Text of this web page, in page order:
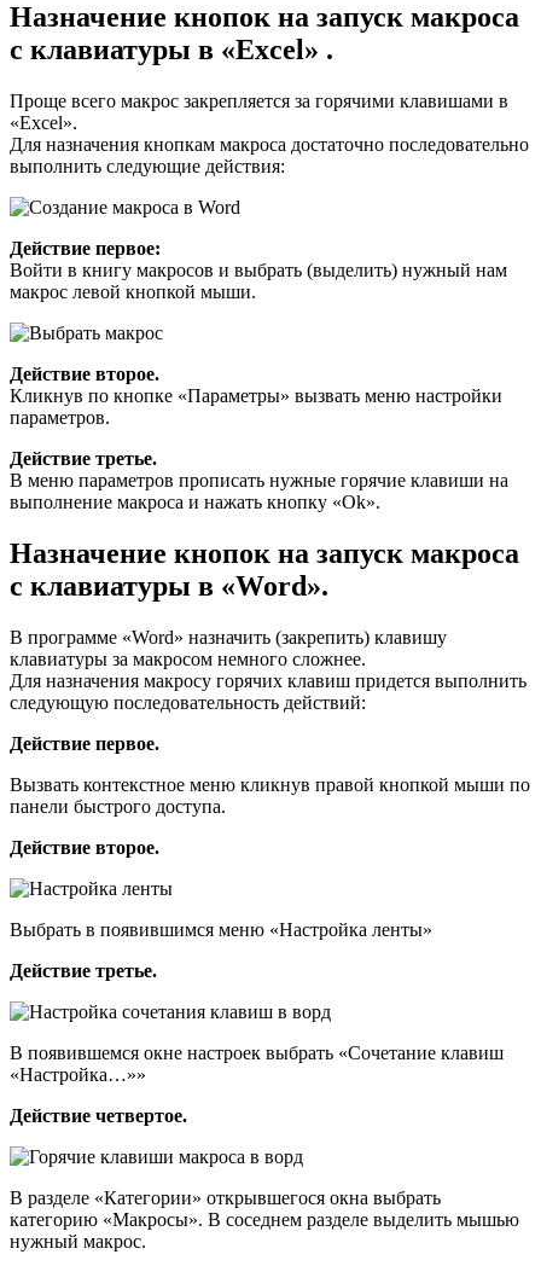
Назначение кнопок на запуск макроса
с клавиатуры в «Excel» .
Проще всего макрос закрепляется за горячими клавишами в
«Excel».
Для назначения кнопкам макроса достаточно последовательно
выполнить следующие действия:
Действие первое:
Войти в книгу макросов и выбрать (выделить) нужный нам
макрос левой кнопкой мыши.
Действие второе.
Кликнув по кнопке «Параметры» вызвать меню настройки
параметров.
Действие третье.
В меню параметров прописать нужные горячие клавиши на
выполнение макроса и нажать кнопку «Ok».
Назначение кнопок на запуск макроса
с клавиатуры в «Word».
В программе «Word» назначить (закрепить) клавишу
клавиатуры за макросом немного сложнее.
Для назначения макросу горячих клавиш придется выполнить
следующую последовательность действий:
Действие первое.
Вызвать контекстное меню кликнув правой кнопкой мыши по
панели быстрого доступа.
Действие второе.
Выбрать в появившимся меню «Настройка ленты»
Действие третье.
В появившемся окне настроек выбрать «Сочетание клавиш
«Настройка…»»
Действие четвертое.
В разделе «Категории» открывшегося окна выбрать
категорию «Макросы». В соседнем разделе выделить мышью
нужный макрос.